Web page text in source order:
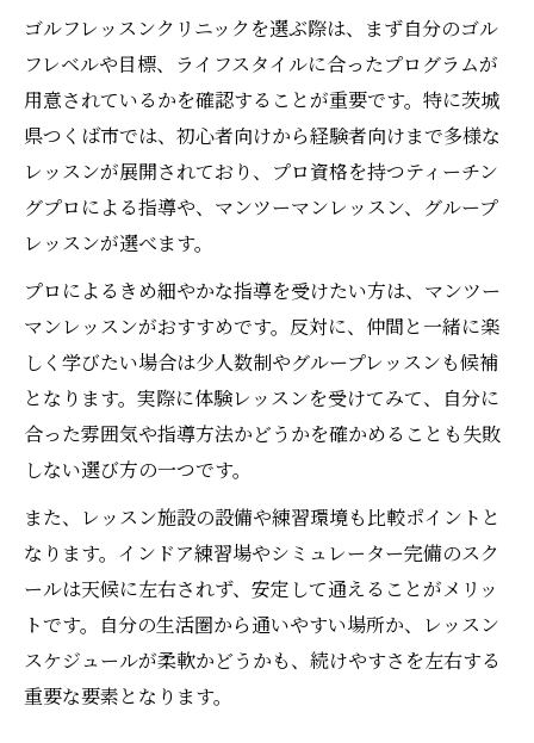
ゴルフレッスンクリニックを選ぶ際は、まず自分のゴル
フレベルや目標、ライフスタイルに合ったプログラムが
用意されているかを確認することが重要です。特に茨城
県つくば市では、初心者向けから経験者向けまで多様な
レッスンが展開されており、プロ資格を持つティーチン
グプロによる指導や、マンツーマンレッスン、グループ
レッスンが選べます。
プロによるきめ細やかな指導を受けたい方は、マンツー
マンレッスンがおすすめです。反対に、仲間と一緒に楽
しく学びたい場合は少人数制やグループレッスンも候補
となります。実際に体験レッスンを受けてみて、自分に
合った雰囲気や指導方法かどうかを確かめることも失敗
しない選び方の一つです。
また、レッスン施設の設備や練習環境も比較ポイントと
なります。インドア練習場やシミュレーター完備のスク
ールは天候に左右されず、安定して通えることがメリッ
トです。自分の生活圏から通いやすい場所か、レッスン
スケジュールが柔軟かどうかも、続けやすさを左右する
重要な要素となります。